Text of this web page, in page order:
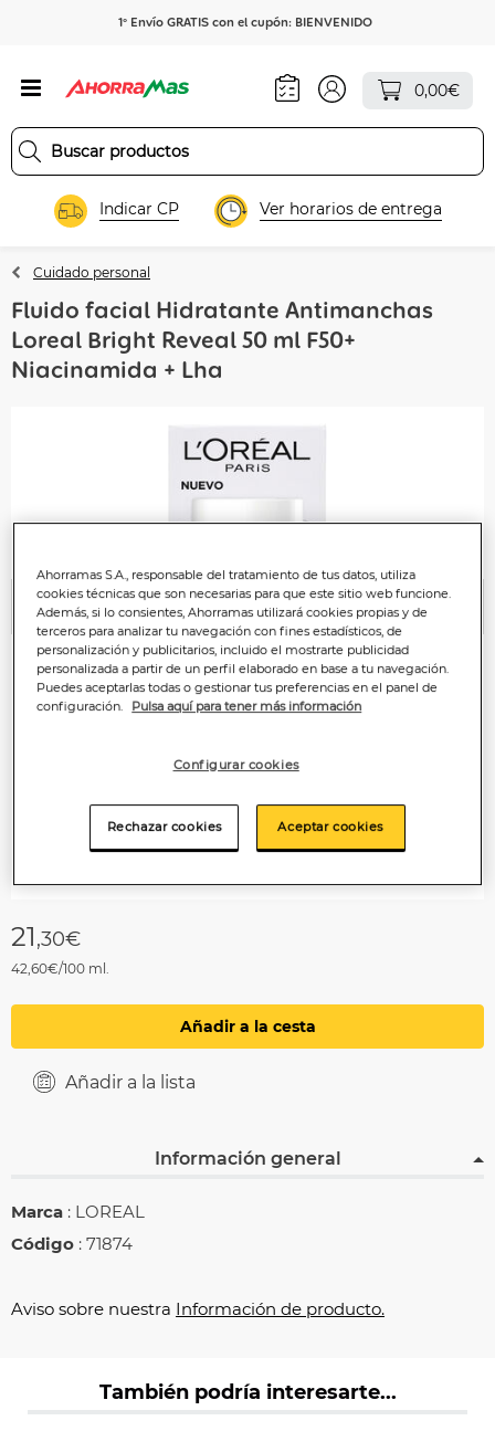
1º Envío GRATIS con el cupón: BIENVENIDO
0,00€
Indicar CP Ver horarios de entrega
Cuidado personal
Fluido facial Hidratante Antimanchas
Loreal Bright Reveal 50 ml F50+
Niacinamida + Lha
Anterior
21,30€
42,60€/100 ml.
Añadir a la cesta
Añadir a la lista
Información general
Marca : LOREAL
Código : 71874
Aviso sobre nuestra Información de producto.
También podría interesarte...
Ahorramas S.A., responsable del tratamiento de tus datos, utiliza
cookies técnicas que son necesarias para que este sitio web funcione.
Además, si lo consientes, Ahorramas utilizará cookies propias y de
terceros para analizar tu navegación con fines estadísticos, de
personalización y publicitarios, incluido el mostrarte publicidad
personalizada a partir de un perfil elaborado en base a tu navegación.
Puedes aceptarlas todas o gestionar tus preferencias en el panel de
configuración.
Pulsa aquí para tener más información
Configurar cookies
Rechazar cookies Aceptar cookies